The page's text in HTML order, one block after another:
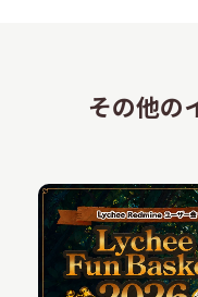
その他の